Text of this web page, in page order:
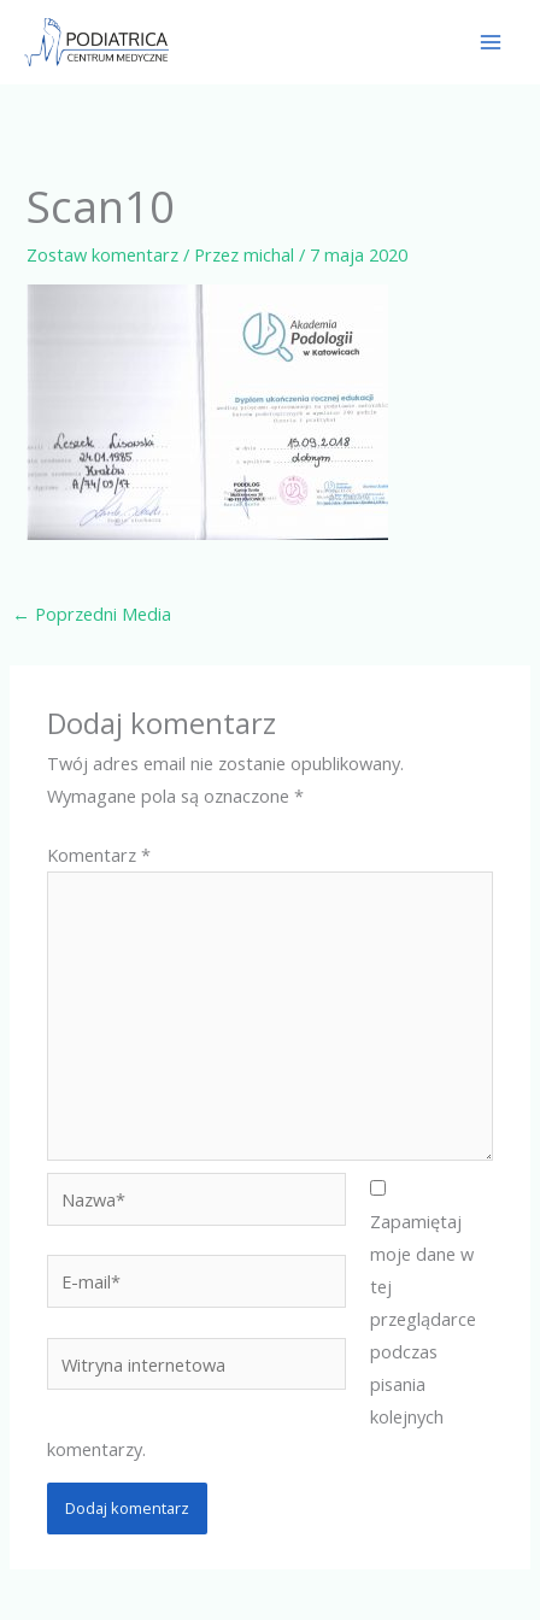
Przejdź
Scan10
Zostaw komentarz / Przezmichal/ 7 maja 2020
← Poprzedni Media
Dodaj komentarz
Twój adres email nie zostanie opublikowany.
Wymagane pola są oznaczone*
Komentarz*
mail*
internetowa
Zapamiętaj
moje dane w
tej
przeglądarce
podczas
pisania
kolejnych
komentarzy.